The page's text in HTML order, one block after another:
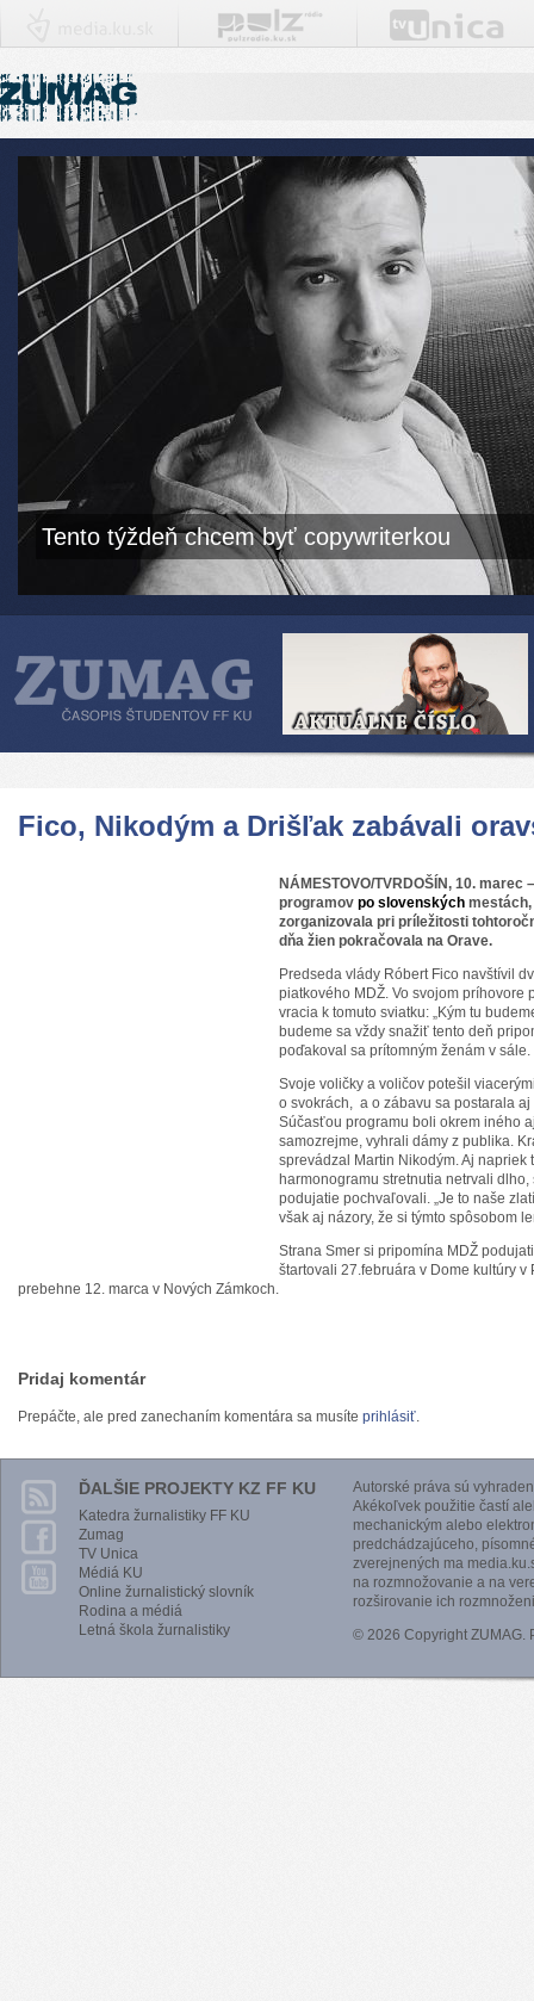
Tento týždeň chcem byť copywriterkou
Fico, Nikodým a Drišľak zabávali
NÁMESTOVO/TVRDOŠÍN, 10. marec
programov po slovenských
zorganizovala pri príležitosti
dňa žien pokračovala na Orave.
Predseda vlády Róbert Fico navštívil
piatkového MDŽ. Vo svojom príhovore
vracia k tomuto sviatku: „Kým tu
budeme sa vždy snažiť tento deň
poďakoval sa prítomným ženám v sále.
Svoje voličky a voličov potešil
o svokrách, a o zábavu sa postarala
Súčasťou programu boli okrem iného
samozrejme, vyhrali dámy z publika.
sprevádzal Martin Nikodým. Aj napriek
harmonogramu stretnutia netrvali
podujatie pochvaľovali. „Je to naše
však aj názory, že si týmto spôsobom
Strana Smer si pripomína MDŽ
štartovali 27.februára v Dome kultúry
prebehne 12. marca v Nových Zámkoch.
Pridaj komentár
Prepáčte, ale pred zanechaním komentára sa musíte prihlásiť.
ĎALŠIE PROJEKTY KZ FF KU
Katedra žurnalistiky FF KU
Zumag
TV Unica
Médiá KU
Online žurnalistický slovník
Rodina a médiá
Letná škola žurnalistiky
Autorské práva sú
Akékoľvek použitie častí
mechanickým alebo
predchádzajúceho,
zverejnených ma
na rozmnožovanie a na
rozširovanie ich
© 2026 Copyright ZUMAG.